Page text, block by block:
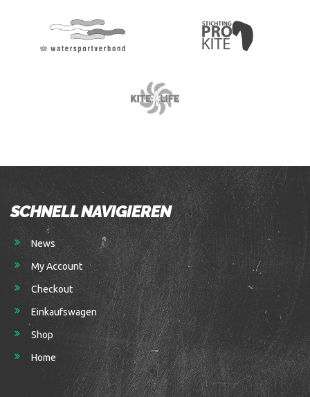
SCHNELL NAVIGIEREN
News
My Account
Checkout
Einkaufswagen
Shop
Home